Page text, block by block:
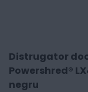
Distrugator
Powershred®
negru